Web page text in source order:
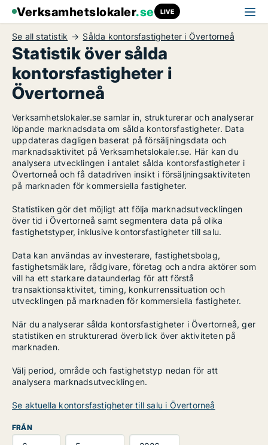
Verksamhetslokaler.se LIVE
Se all statistik Sålda kontorsfastigheter i Övertorneå
Statistik över sålda
kontorsfastigheter i
Övertorneå
Verksamhetslokaler.se samlar in, strukturerar och analyserar
löpande marknadsdata om sålda kontorsfastigheter. Data
uppdateras dagligen baserat på försäljningsdata och
marknadsaktivitet på Verksamhetslokaler.se. Här kan du
analysera utvecklingen i antalet sålda kontorsfastigheter i
Övertorneå och få datadriven insikt i försäljningsaktiviteten
på marknaden för kommersiella fastigheter.
Statistiken gör det möjligt att följa marknadsutvecklingen
över tid i Övertorneå samt segmentera data på olika
fastighetstyper, inklusive kontorsfastigheter till salu.
Data kan användas av investerare, fastighetsbolag,
fastighetsmäklare, rådgivare, företag och andra aktörer som
vill ha ett starkare dataunderlag för att förstå
transaktionsaktivitet, timing, konkurrenssituation och
utvecklingen på marknaden för kommersiella fastigheter.
När du analyserar sålda kontorsfastigheter i Övertorneå, ger
statistiken en strukturerad överblick över aktiviteten på
marknaden.
Välj period, område och fastighetstyp nedan för att
analysera marknadsutvecklingen.
Se aktuella kontorsfastigheter till salu i Övertorneå
FRÅN